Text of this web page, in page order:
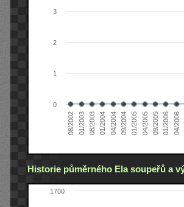
08/2002 01/2003 08/2003 01/2004 04/2004 09/2004 01/2005 04/2005 09/2005 01/2006 04/2006
0
1
2
3
Historie půměrného Ela soupeřů a
1700